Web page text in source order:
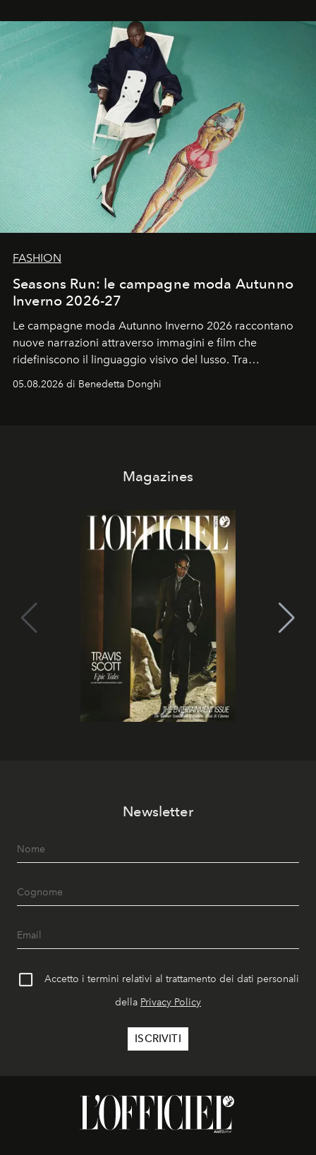
un’impronta indelebile nella storia della moda.
FASHION
Seasons Run: le campagne moda Autunno
Inverno 2026-27
Le campagne moda Autunno Inverno 2026 raccontano
nuove narrazioni attraverso immagini e film che
ridefiniscono il linguaggio visivo del lusso. Tra
contemporanea e storytelling d'autore, le maison
05.08.2026 di Benedetta Donghi
Magazines
Newsletter
Accetto i termini relativi al trattamento dei dati personali
della Privacy Policy